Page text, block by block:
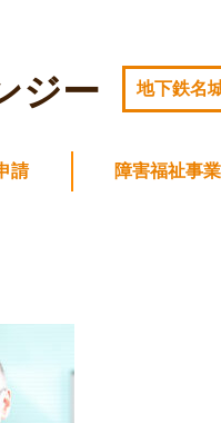
ジー 地下鉄名
請 障害福祉事